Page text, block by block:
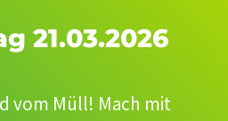
21.03.2026
vom Müll! Mach mit